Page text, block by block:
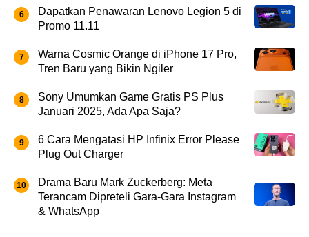
Dapatkan Penawaran Lenovo Legion 5 di
Promo 11.11
Warna Cosmic Orange di iPhone 17 Pro,
Tren Baru yang Bikin Ngiler
Sony Umumkan Game Gratis PS Plus
Januari 2025, Ada Apa Saja?
6 Cara Mengatasi HP Infinix Error Please
Plug Out Charger
Drama Baru Mark Zuckerberg: Meta
Terancam Dipreteli Gara-Gara Instagram
& WhatsApp